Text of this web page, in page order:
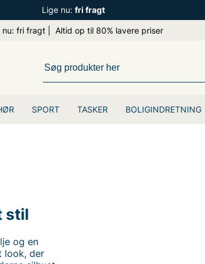
Lige nu: fri fragt
nu: fri fragt | Altid op til 80% lavere priser
SPORT TASKER BOLIGINDRETNING
stil
og en
look, der